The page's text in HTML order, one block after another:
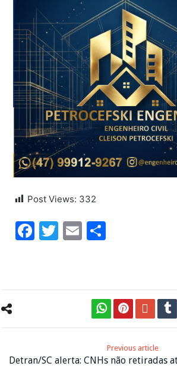
Post Views: 332
Facebook
Twitter
Email
Previous article
Detran/SC alerta: CNHs não retiradas